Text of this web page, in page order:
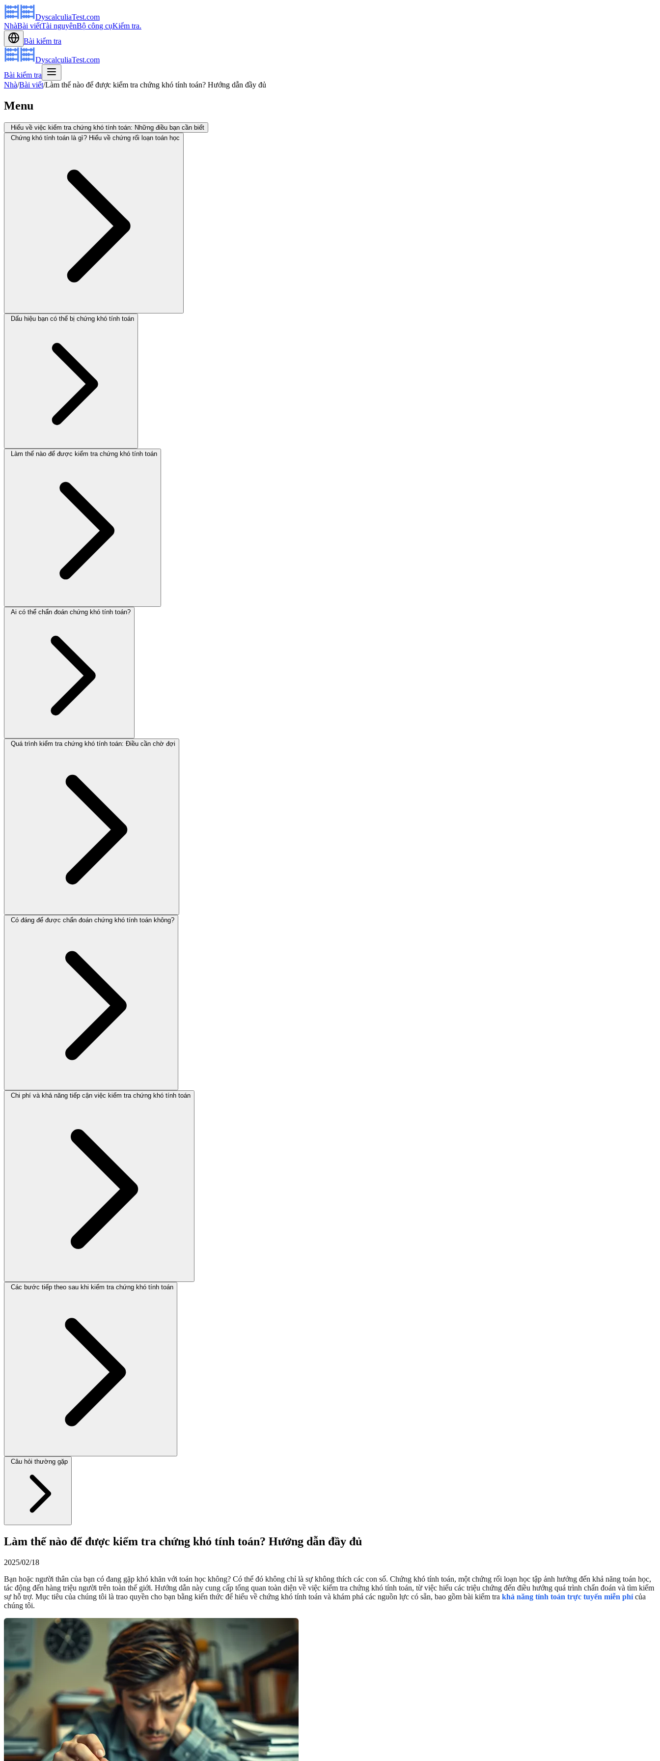
DyscalculiaTest.com
NhàBài viếtTài nguyênBộ công cụKiểm tra.
Bài kiểm tra
DyscalculiaTest.com
Bài kiểm tra
Nhà/Bài viết/Làm thế nào để được kiểm tra chứng khó tính toán? Hướng dẫn đầy đủ
Menu
Hiểu về việc kiểm tra chứng khó tính toán: Những điều bạn cần biết
Chứng khó tính toán là gì? Hiểu về chứng rối loạn toán học
Dấu hiệu bạn có thể bị chứng khó tính toán
Làm thế nào để được kiểm tra chứng khó tính toán
Ai có thể chẩn đoán chứng khó tính toán?
Quá trình kiểm tra chứng khó tính toán: Điều cần chờ đợi
Có đáng để được chẩn đoán chứng khó tính toán không?
Chi phí và khả năng tiếp cận việc kiểm tra chứng khó tính toán
Các bước tiếp theo sau khi kiểm tra chứng khó tính toán
Câu hỏi thường gặp
Làm thế nào để được kiểm tra chứng khó tính toán? Hướng dẫn đầy đủ
2025/02/18
Bạn hoặc người thân của bạn có đang gặp khó khăn với toán học không? Có thể đó không chỉ là sự không thích các con số. Chứng khó tính toán, một chứng rối loạn học tập ảnh hưởng đến khả năng toán học,
tác động đến hàng triệu người trên toàn thế giới. Hướng dẫn này cung cấp tổng quan toàn diện về việc kiểm tra chứng khó tính toán, từ việc hiểu các triệu chứng đến điều hướng quá trình chẩn đoán và tìm kiếm
sự hỗ trợ. Mục tiêu của chúng tôi là trao quyền cho bạn bằng kiến thức để hiểu về chứng khó tính toán và khám phá các nguồn lực có sẵn, bao gồm bài kiểm tra khả năng tính toán trực tuyến miễn phícủa
chúng tôi.